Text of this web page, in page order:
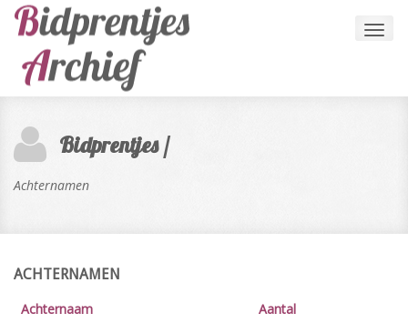
Bidprentjes /
Achternamen
ACHTERNAMEN
Achternaam
Aantal